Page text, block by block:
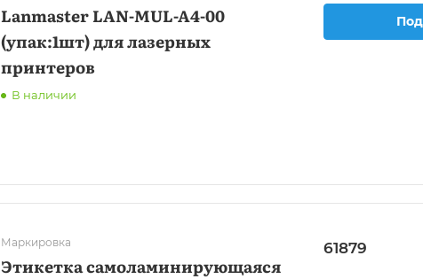
Lanmaster LAN-MUL-A4-00
(упак:1шт) для лазерных
принтеров
В наличии
Маркировка
Этикетка самоламинирующаяся
61879